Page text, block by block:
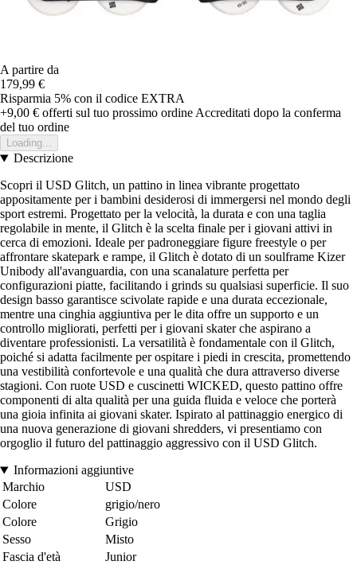
A partire da
179,99 €
Risparmia 5% con il codice EXTRA
+9,00 € offerti sul tuo prossimo ordine Accreditati dopo la conferma
del tuo ordine
Loading...
Descrizione
Scopri il USD Glitch, un pattino in linea vibrante progettato
appositamente per i bambini desiderosi di immergersi nel mondo degli
sport estremi. Progettato per la velocità, la durata e con una taglia
regolabile in mente, il Glitch è la scelta finale per i giovani attivi in
cerca di emozioni. Ideale per padroneggiare figure freestyle o per
affrontare skatepark e rampe, il Glitch è dotato di un soulframe Kizer
Unibody all'avanguardia, con una scanalature perfetta per
configurazioni piatte, facilitando i grinds su qualsiasi superficie. Il suo
design basso garantisce scivolate rapide e una durata eccezionale,
mentre una cinghia aggiuntiva per le dita offre un supporto e un
controllo migliorati, perfetti per i giovani skater che aspirano a
diventare professionisti. La versatilità è fondamentale con il Glitch,
poiché si adatta facilmente per ospitare i piedi in crescita, promettendo
una vestibilità confortevole e una qualità che dura attraverso diverse
stagioni. Con ruote USD e cuscinetti WICKED, questo pattino offre
componenti di alta qualità per una guida fluida e veloce che porterà
una gioia infinita ai giovani skater. Ispirato al pattinaggio energico di
una nuova generazione di giovani shredders, vi presentiamo con
orgoglio il futuro del pattinaggio aggressivo con il USD Glitch.
Informazioni aggiuntive
Marchio
USD
Colore
grigio/nero
Colore
Grigio
Sesso
Misto
Fascia d'età
Junior